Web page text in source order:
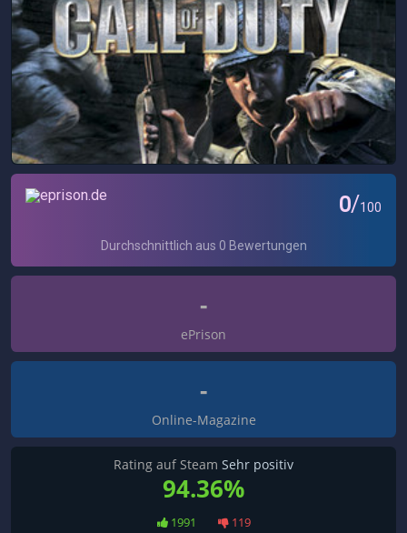
-
ePrison
-
Online-Magazine
Rating auf Steam Sehr positiv
94.36%
1991 119